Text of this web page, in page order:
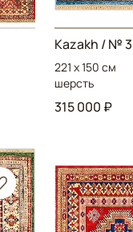
Kazakh / №
221 x 150 см
шерсть
315 000 ₽